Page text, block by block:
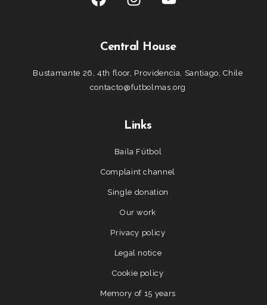
Central House
Bustamante 26, 4th floor, Providencia, Santiago, Chile
contacto@futbolmas.org
Links
Baila Fútbol
Complaint channel
Single donation
Our work
Privacy policy
Legal notice
Cookie policy
Memory of 15 years